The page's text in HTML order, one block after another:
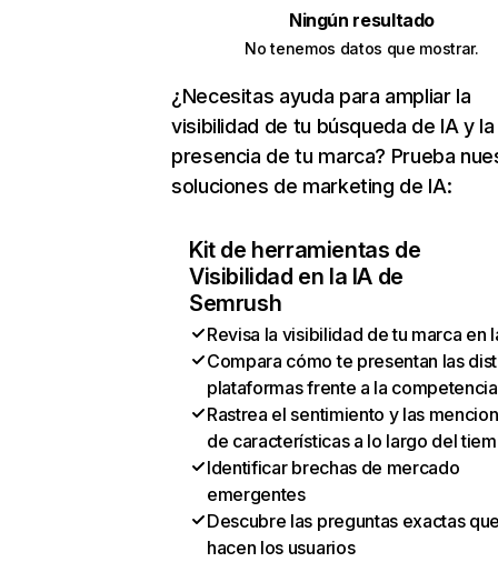
Ningún resultado
No tenemos datos que mostrar.
¿Necesitas ayuda para ampliar la
visibilidad de tu búsqueda de IA y la
presencia de tu marca? Prueba
soluciones de marketing de IA:
Kit de herramientas de
Visibilidad en la IA de
Semrush
Revisa la visibilidad de tu marca en
Compara cómo te presentan las
plataformas frente a la competencia
Rastrea el sentimiento y las
de características a lo largo del
Identificar brechas de mercado
emergentes
Descubre las preguntas exactas
hacen los usuarios